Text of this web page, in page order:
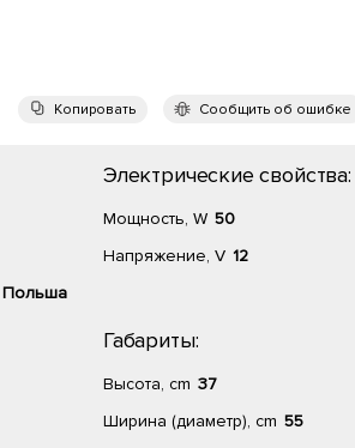
Копировать Сообщить об ошибке
Польша
Электрические свойства:
Мощность, W 50
Напряжение, V 12
Габариты:
Высота, cm 37
Ширина (диаметр), cm 55